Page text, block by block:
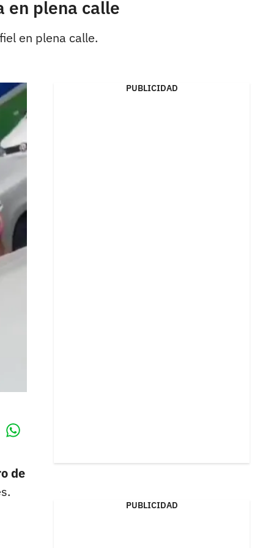
en plena calle
en plena calle.
de
PUBLICIDAD
PUBLICIDAD